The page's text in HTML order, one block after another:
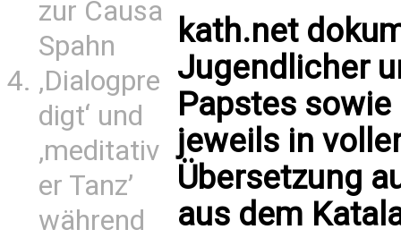
zur Causa
Spahn
‚Dialogpre
digt‘ und
‚meditativ
er Tanz’
während
kath.net
Jugendlicher
Papstes
jeweils in
Übersetzung
aus dem